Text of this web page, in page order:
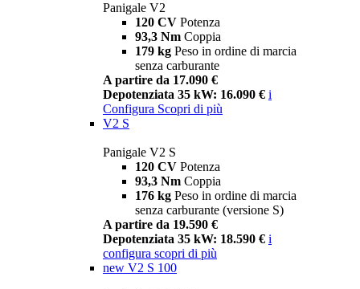
Panigale V2
120 CV Potenza
93,3 Nm Coppia
179 kg Peso in ordine di marcia
senza carburante
A partire da 17.090 €
Depotenziata 35 kW: 16.090 € i
Configura Scopri di più
V2 S
Panigale V2 S
120 CV Potenza
93,3 Nm Coppia
176 kg Peso in ordine di marcia
senza carburante (versione S)
A partire da 19.590 €
Depotenziata 35 kW: 18.590 € i
configura scopri di più
new V2 S 100